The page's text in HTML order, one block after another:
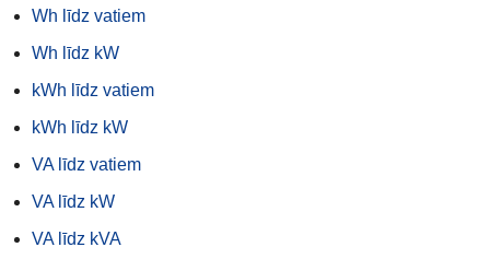
Wh līdz vatiem
Wh līdz kW
kWh līdz vatiem
kWh līdz kW
VA līdz vatiem
VA līdz kW
VA līdz kVA